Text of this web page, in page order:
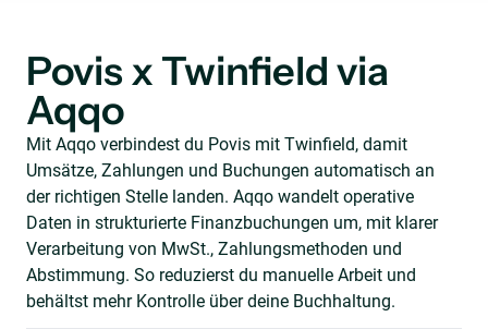
Povis x Twinfield via
Aqqo
Mit Aqqo verbindest du Povis mit Twinfield, damit
Umsätze, Zahlungen und Buchungen automatisch an
der richtigen Stelle landen. Aqqo wandelt operative
Daten in strukturierte Finanzbuchungen um, mit klarer
Verarbeitung von MwSt., Zahlungsmethoden und
Abstimmung. So reduzierst du manuelle Arbeit und
behältst mehr Kontrolle über deine Buchhaltung.